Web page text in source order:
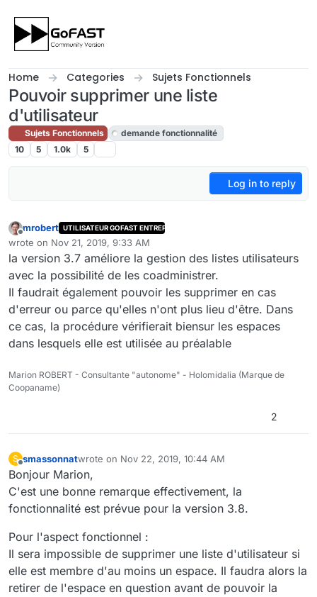
Home Categories Sujets Fonctionnels
Pouvoir supprimer une liste
d'utilisateur
Sujets Fonctionnels
demande fonctionnalité
10
5 1.0k 5
Log in to reply
Offline
mrobert UTILISATEUR GOFAST ENTREPRISE
wrote on Nov 21, 2019, 9:33 AM
last edited by cpotterNov 21, 2019, 12:05 PM
la version 3.7 améliore la gestion des listes utilisateurs
avec la possibilité de les coadministrer.
Il faudrait également pouvoir les supprimer en cas
d'erreur ou parce qu'elles n'ont plus lieu d'être. Dans
ce cas, la procédure vérifierait biensur les espaces
dans lesquels elle est utilisée au préalable
Marion ROBERT - Consultante "autonome" - Holomidalia (Marque de
Coopaname)
2
S
Offline
smassonnatwrote on Nov 22, 2019, 10:44 AM
last edited by
Bonjour Marion,
C'est une bonne remarque effectivement, la
fonctionnalité est prévue pour la version 3.8.
Pour l'aspect fonctionnel :
Il sera impossible de supprimer une liste d'utilisateur si
elle est membre d'au moins un espace. Il faudra alors la
retirer de l'espace en question avant de pouvoir la